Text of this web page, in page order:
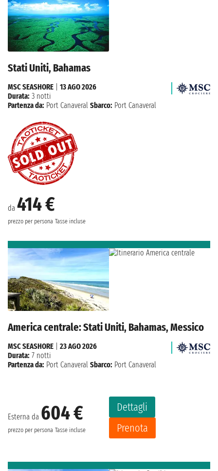
Stati Uniti, Bahamas
da 414 €
prezzo per persona Tasse incluse
MSC SEASHORE
13 AGO 2026
Durata: 3 notti
Partenza da: Port Canaveral Sbarco: Port Canaveral
America centrale: Stati Uniti, Bahamas, Messico
Esterna da 604 €
prezzo per persona Tasse incluse
Dettagli
Prenota
MSC SEASHORE
23 AGO 2026
Durata: 7 notti
Partenza da: Port Canaveral Sbarco: Port Canaveral